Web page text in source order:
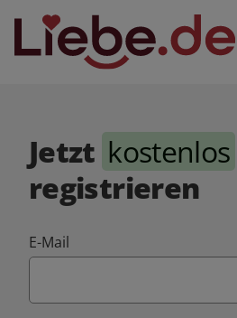
Jetzt kostenlos
registrieren
E-Mail